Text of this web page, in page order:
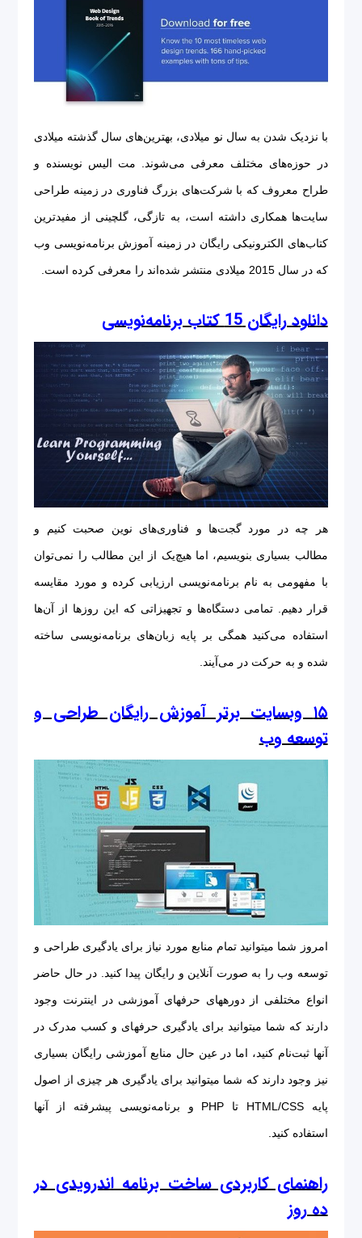
با نزدیک شدن به سال نو میلادی، بهترین‌های سال گذشته میلادی
در حوزه‌های مختلف معرفی می‌شوند. مت الیس نویسنده و
طراح معروف که با شرکت‌های بزرگ فناوری در زمینه طراحی
سایت‌ها همکاری داشته است، به تازگی، گلچینی از مفیدترین
کتاب‌های الکترونیکی رایگان در زمینه آموزش برنامه‌نویسی وب
که در سال 2015 میلادی منتشر شده‌اند را معرفی کرده است.
دانلود رایگان 15 کتاب برنامه‌نویسی
هر چه در مورد گجت‌ها و فناوری‌های نوین صحبت کنیم و
مطالب بسیاری بنویسیم، اما هیچ‌یک از این مطالب را نمی‌توان
با مفهومی به نام برنامه‌نویسی ارزیابی کرده و مورد مقایسه
قرار دهیم. تمامی دستگاه‌ها و تجهیزاتی که این روزها از آن‌ها
استفاده می‌کنید همگی بر پایه زبان‌های برنامه‌نویسی ساخته
شده و به حرکت در می‌آیند.
۱۵ وب‎سایت برتر آموزش رایگان طراحی و
توسعه وب
امروز شما می‎توانید تمام منابع مورد نیاز برای یادگیری طراحی و
توسعه وب را به صورت آن‎لاین و رایگان پیدا کنید. در حال حاضر
انواع مختلفی از دوره‎های حرفه‎ای آموزشی در اینترنت وجود
دارند که شما می‎توانید برای یادگیری حرفه‎ای و کسب مدرک در
آنها ثبت‌نام کنید، اما در عين حال منابع آموزشی رایگان بسیاری
نیز وجود دارند که شما می‎توانید برای یادگیری هر چیزی از اصول
پایه HTML/CSS تا PHP و برنامه‌نویسی پیشرفته از آنها
استفاده کنید.
راهنمای کاربردی ساخت برنامه اندرویدی در
ده روز